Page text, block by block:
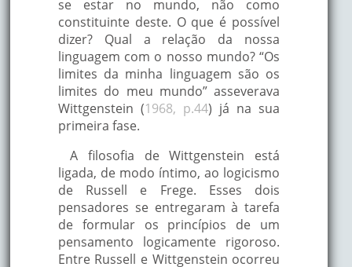
se estar no mundo, não como
constituinte deste. O que é possível
dizer? Qual a relação da nossa
linguagem com o nosso mundo? “Os
limites da minha linguagem são os
limites do meu mundo” asseverava
Wittgenstein (1968, p.44) já na sua
primeira fase.
A filosofia de Wittgenstein está
ligada, de modo íntimo, ao logicismo
de Russell e Frege. Esses dois
pensadores se entregaram à tarefa
de formular os princípios de um
pensamento logicamente rigoroso.
Entre Russell e Wittgenstein ocorreu